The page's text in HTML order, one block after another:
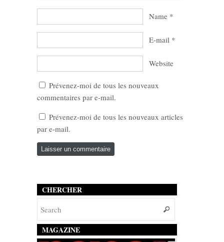
Name *
E-mail *
Website
Prévenez-moi de tous les nouveaux
commentaires par e-mail.
Prévenez-moi de tous les nouveaux articles
par e-mail.
CHERCHER
MAGAZINE